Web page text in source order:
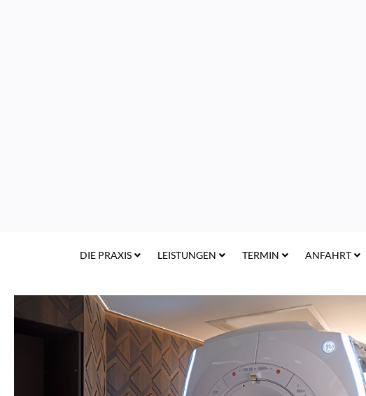
DIE PRAXIS LEISTUNGEN TERMIN ANFAHRT